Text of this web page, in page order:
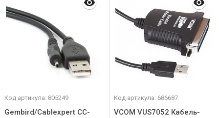
Код артикула: 805249
Gembird/Cablexpert CC-
Код артикула: 686687
VCOM VUS7052 Кабель-